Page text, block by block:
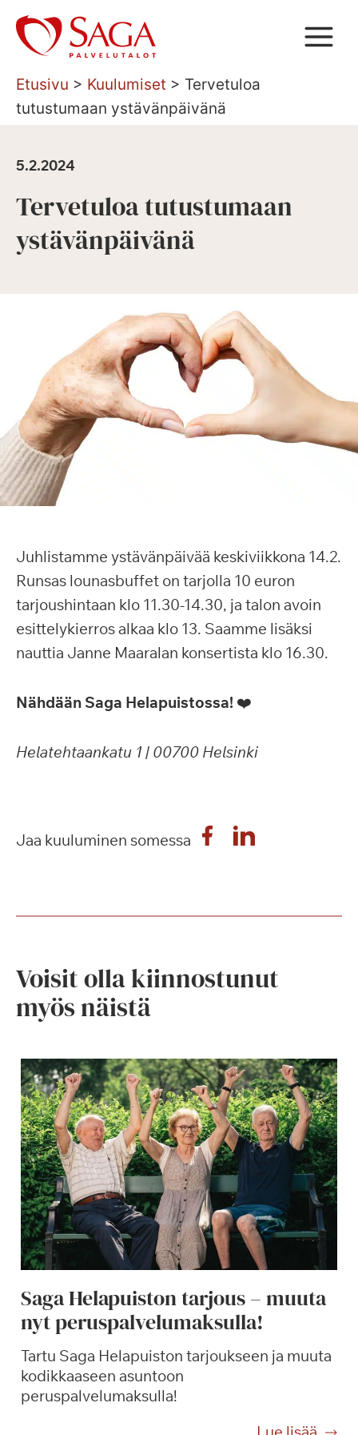
Siirry
sisältöön
Etusivu > Kuulumiset > Tervetuloa
tutustumaan ystävänpäivänä
5.2.2024
Tervetuloa tutustumaan
ystävänpäivänä
Juhlistamme ystävänpäivää keskiviikkona 14.2.
Runsas lounasbuffet on tarjolla 10 euron
tarjoushintaan klo 11.30-14.30, ja talon avoin
esittelykierros alkaa klo 13. Saamme lisäksi
nauttia Janne Maaralan konsertista klo 16.30.
Nähdään Saga Helapuistossa! ❤️
Helatehtaankatu 1 | 00700 Helsinki
Jaa kuuluminen somessa
Voisit olla kiinnostunut
myös näistä
Saga Helapuiston tarjous – muuta
nyt peruspalvelumaksulla!
Tartu Saga Helapuiston tarjoukseen ja muuta
kodikkaaseen asuntoon
peruspalvelumaksulla!
S